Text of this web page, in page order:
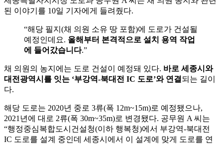
된 이야기를 10일 기자에게 들려줬다.
“해당 필지(채 의원 소유 땅 포함)에 도로가 건설될
예정인데요. 올해부터 본격적으로 설치 용역 작업
에 들어갔습니다.”
채 의원의 농지에는 도로 건설이 예정돼 있다. 바로 세종시와
대전광역시를 잇는 ‘부강역-북대전 IC 도로’와 연결 되는 길이
다.
해당 도로는 2020년 중로 3류(폭 12m~15m)로 예정됐으나,
2021년에 대로 2류(폭 30m~35m)로 변경됐다. 공무원 A 씨는
“행정중심복합도시건설청(이하 행복청)에서 부강역-북대전
IC 도로를 설계 중인데 세종시에서 이 설계에 맞게 도로를 연